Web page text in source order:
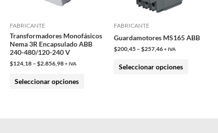
FABRICANTE
Transformadores Monofásicos
Nema 3R Encapsulado ABB
240-480/120-240 V
$124,18 – $2.856,98+ IVA
Seleccionar opciones
elegir
en
FABRICANTE
Guardamotores MS165 ABB
$200,45 – $257,46+ IVA
Seleccionar opciones
elegir